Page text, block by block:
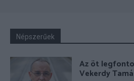
Népszerűek
Az öt
Vekerdy